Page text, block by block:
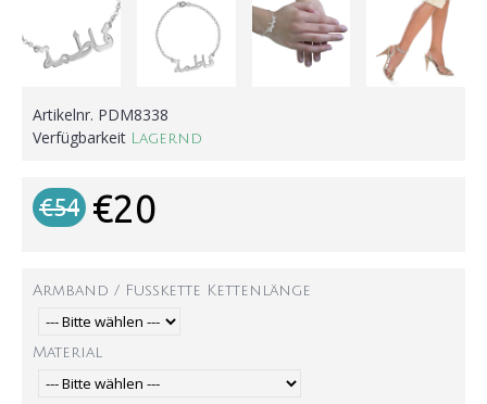
Artikelnr. PDM8338
Verfügbarkeit
Lagernd
€54 €20
Armband / Fußkette Kettenlänge
Material